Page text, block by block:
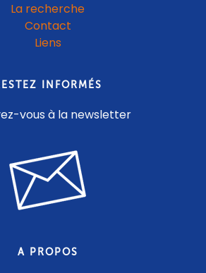
La recherche
Contact
Liens
INFORMÉS
vous à la newsletter
A PROPOS